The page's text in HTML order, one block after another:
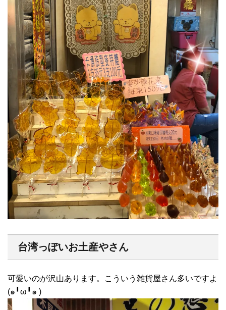
台湾っぽいお土産やさん
可愛いのが沢山あります。こういう雑貨屋さん多いですよ
(๑╹ω╹๑ )